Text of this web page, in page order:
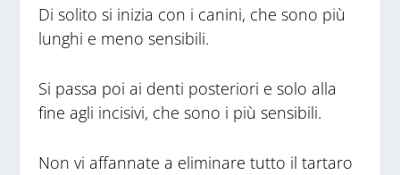
Di solito si inizia con i canini, che sono più
lunghi e meno sensibili.
Si passa poi ai denti posteriori e solo alla
fine agli incisivi, che sono i più sensibili.
Non vi affannate a eliminare tutto il tartaro